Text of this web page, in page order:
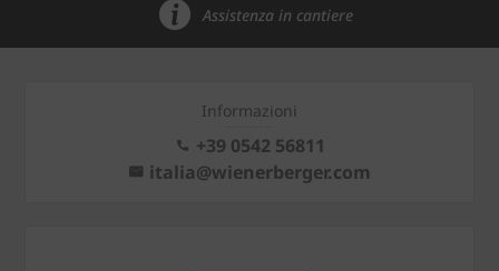
Assistenza in cantiere
Informazioni
+39 0542 56811
italia@wienerberger.com